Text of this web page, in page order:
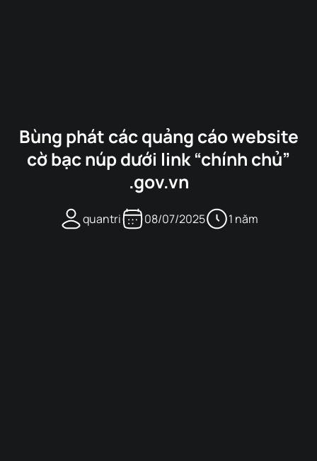
Bùng phát các quảng cáo website
cờ bạc núp dưới link “chính chủ”
.gov.vn
quantri 08/07/2025 1 năm